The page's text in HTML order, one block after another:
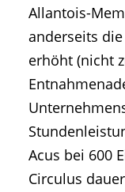
Allantois-
anderseits
erhöht (nicht
Acus bei 600
Circulus